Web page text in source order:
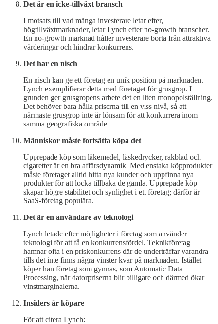
Det är en icke-tillväxt bransch
I motsats till vad många investerare letar efter,
högtillväxtmarknader, letar Lynch efter no-growth branscher.
En no-growth marknad håller investerare borta från attraktiva
värderingar och hindrar konkurrens.
Det har en nisch
En nisch kan ge ett företag en unik position på marknaden.
Lynch exemplifierar detta med företaget för grusgrop. I
grunden ger grusgropens arbete det en liten monopolställning.
Det behöver bara hålla priserna till en viss nivå, så att
närmaste grusgrop inte är lönsam för att konkurrera inom
samma geografiska område.
Människor måste fortsätta köpa det
Upprepade köp som läkemedel, läskedrycker, rakblad och
cigaretter är en bra affärsdynamik. Med enstaka köpprodukter
måste företaget alltid hitta nya kunder och uppfinna nya
produkter för att locka tillbaka de gamla. Upprepade köp
skapar högre stabilitet och synlighet i ett företag; därför är
SaaS-företag populära.
Det är en användare av teknologi
Lynch letade efter möjligheter i företag som använder
teknologi för att få en konkurrensfördel. Teknikföretag
hamnar ofta i en priskonkurrens där de underträffar varandra
tills det inte finns några vinster kvar på marknaden. Istället
köper han företag som gynnas, som Automatic Data
Processing, när datorpriserna blir billigare och därmed ökar
vinstmarginalerna.
Insiders är köpare
För att citera Lynch: